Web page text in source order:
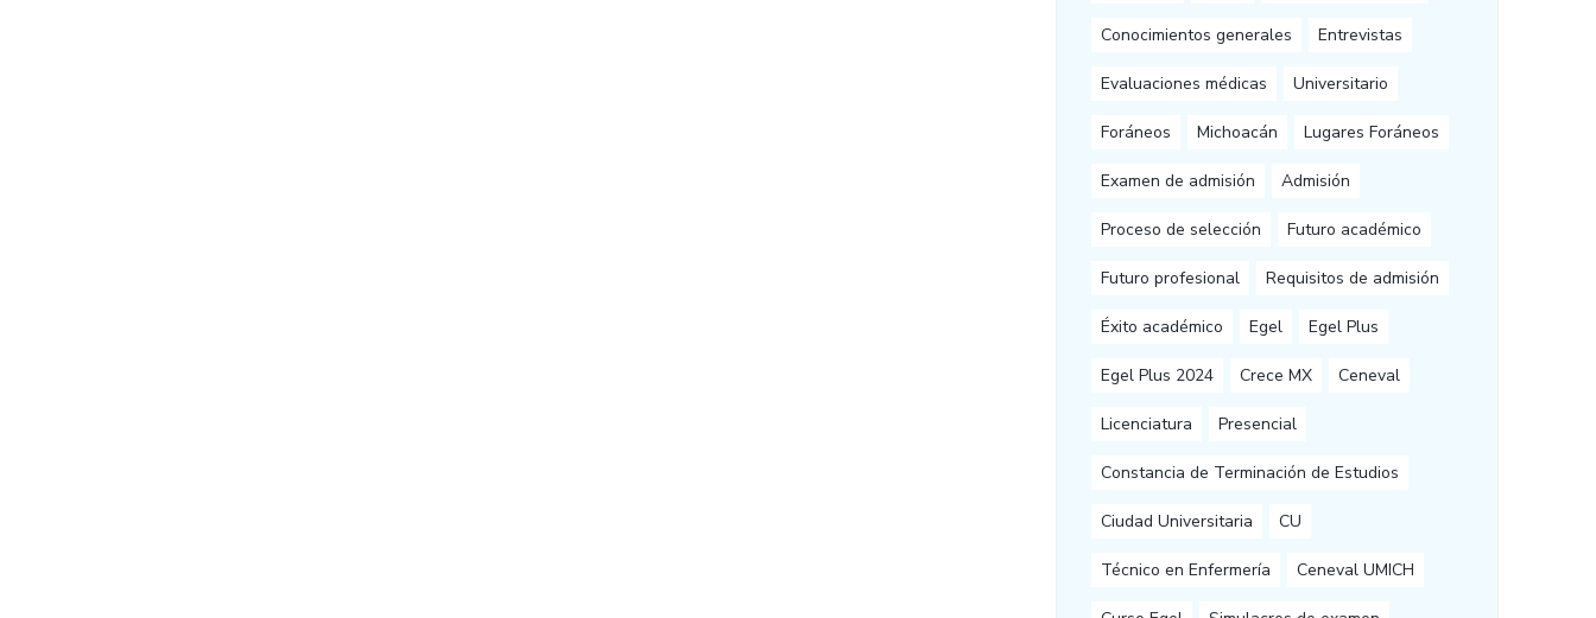
Conocimientos generales Entrevistas
Evaluaciones médicas Universitario
Foráneos Michoacán Lugares Foráneos
Examen de admisión Admisión
Proceso de selección Futuro académico
Futuro profesional Requisitos de admisión
Éxito académico Egel Egel Plus
Egel Plus 2024 Crece MX Ceneval
Licenciatura Presencial
Constancia de Terminación de Estudios
Ciudad Universitaria CU
Técnico en Enfermería Ceneval UMICH